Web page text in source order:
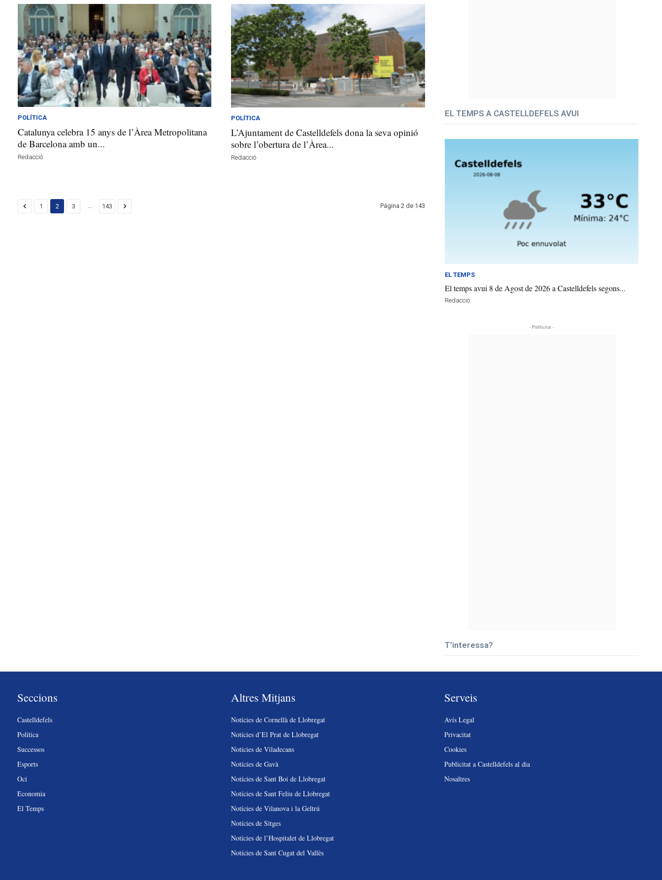
POLÍTICA
Catalunya celebra 15 anys de l’Àrea Metropolitana
de Barcelona amb un...
Redacció
POLÍTICA
L’Ajuntament de Castelldefels dona la seva opinió
sobre l’obertura de l’Àrea...
Redacció
1 2 3 143 Página 2 de 143
EL TEMPS A CASTELLDEFELS AVUI
EL TEMPS
El temps avui 8 de Agost de 2026 a Castelldefels segons...
Redacció
- Publicitat -
T’interessa?
Seccions
Castelldefels
Política
Successos
Esports
Oci
Economia
El Temps
Altres Mitjans
Notícies de Cornellà de Llobregat
Notícies d’El Prat de Llobregat
Notícies de Viladecans
Notícies de Gavà
Notícies de Sant Boi de Llobregat
Notícies de Sant Feliu de Llobregat
Notícies de Vilanova i la Geltrú
Notícies de Sitges
Notícies de l’Hospitalet de Llobregat
Notícies de Sant Cugat del Vallès
Serveis
Avís Legal
Privacitat
Cookies
Publicitat a Castelldefels al dia
Nosaltres